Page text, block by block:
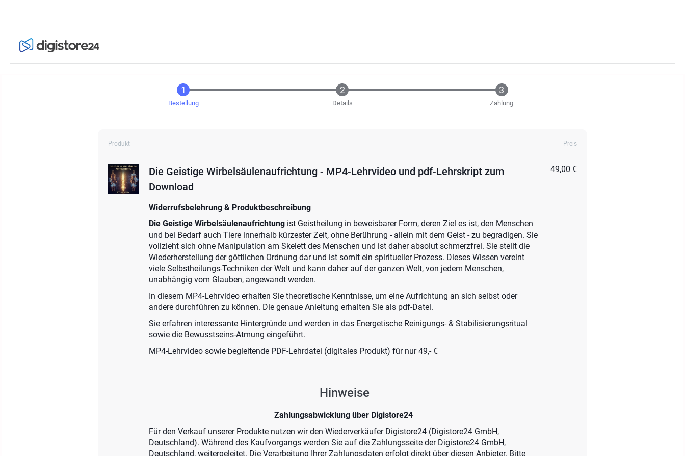
Bestellung Details Zahlung
Produkt Preis
Die Geistige Wirbelsäulenaufrichtung - MP4-Lehrvideo und pdf-Lehrskript zum
Download
Widerrufsbelehrung & Produktbeschreibung
Die Geistige Wirbelsäulenaufrichtung ist Geistheilung in beweisbarer Form, deren Ziel es ist, den Menschen
und bei Bedarf auch Tiere innerhalb kürzester Zeit, ohne Berührung - allein mit dem Geist - zu begradigen. Sie
vollzieht sich ohne Manipulation am Skelett des Menschen und ist daher absolut schmerzfrei. Sie stellt die
Wiederherstellung der göttlichen Ordnung dar und ist somit ein spiritueller Prozess. Dieses Wissen vereint
viele Selbstheilungs-Techniken der Welt und kann daher auf der ganzen Welt, von jedem Menschen,
unabhängig vom Glauben, angewandt werden.
In diesem MP4-Lehrvideo erhalten Sie theoretische Kenntnisse, um eine Aufrichtung an sich selbst oder
andere durchführen zu können. Die genaue Anleitung erhalten Sie als pdf-Datei.
Sie erfahren interessante Hintergründe und werden in das Energetische Reinigungs- & Stabilisierungsritual
sowie die Bewusstseins-Atmung eingeführt.
MP4-Lehrvideo sowie begleitende PDF-Lehrdatei (digitales Produkt) für nur 49,- €
Hinweise
Zahlungsabwicklung über Digistore24
Für den Verkauf unserer Produkte nutzen wir den Wiederverkäufer Digistore24 (Digistore24 GmbH,
Deutschland). Während des Kaufvorgangs werden Sie auf die Zahlungsseite der Digistore24 GmbH,
Deutschland, weitergeleitet. Die Verarbeitung Ihrer Zahlungsdaten erfolgt direkt über diesen Anbieter. Bitte
49,00 €